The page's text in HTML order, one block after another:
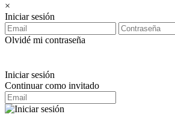
×
Iniciar sesión
Olvidé mi contraseña
Iniciar sesión
Continuar como invitado